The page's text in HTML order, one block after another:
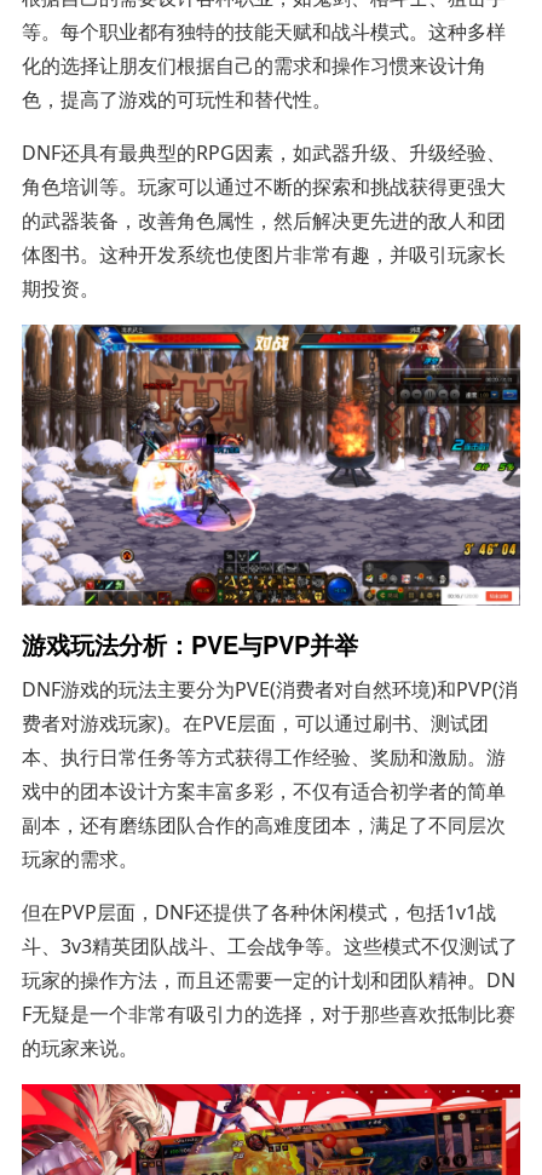
等。每个职业都有独特的技能天赋和战斗模式。这种多样
化的选择让朋友们根据自己的需求和操作习惯来设计角
色，提高了游戏的可玩性和替代性。
DNF还具有最典型的RPG因素，如武器升级、升级经验、
角色培训等。玩家可以通过不断的探索和挑战获得更强大
的武器装备，改善角色属性，然后解决更先进的敌人和团
体图书。这种开发系统也使图片非常有趣，并吸引玩家长
期投资。
游戏玩法分析：PVE与PVP并举
DNF游戏的玩法主要分为PVE(消费者对自然环境)和PVP(消
费者对游戏玩家)。在PVE层面，可以通过刷书、测试团
本、执行日常任务等方式获得工作经验、奖励和激励。游
戏中的团本设计方案丰富多彩，不仅有适合初学者的简单
副本，还有磨练团队合作的高难度团本，满足了不同层次
玩家的需求。
但在PVP层面，DNF还提供了各种休闲模式，包括1v1战
斗、3v3精英团队战斗、工会战争等。这些模式不仅测试了
玩家的操作方法，而且还需要一定的计划和团队精神。DN
F无疑是一个非常有吸引力的选择，对于那些喜欢抵制比赛
的玩家来说。